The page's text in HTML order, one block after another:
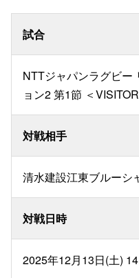
試合
NTTジャパンラグビー
ョン2 第1節 ＜
対戦相手
清水建設江東ブルーシ
対戦日時
2025年12月13日(土)